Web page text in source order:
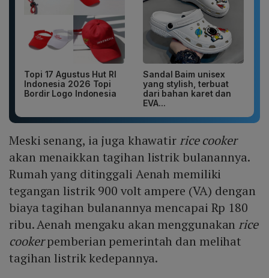
Topi 17 Agustus Hut RI
Indonesia 2026 Topi
Bordir Logo Indonesia
Sandal Baim unisex
yang stylish, terbuat
dari bahan karet dan
EVA...
Meski senang, ia juga khawatir rice cooker
akan menaikkan tagihan listrik bulanannya.
Rumah yang ditinggali Aenah memiliki
tegangan listrik 900 volt ampere (VA) dengan
biaya tagihan bulanannya mencapai Rp 180
ribu. Aenah mengaku akan menggunakan rice
cookerpemberian pemerintah dan melihat
tagihan listrik kedepannya.